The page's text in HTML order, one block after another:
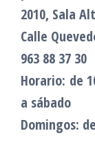
2010, Sala
Calle
963 88 37 30
Horario: de
a sábado
Domingos: